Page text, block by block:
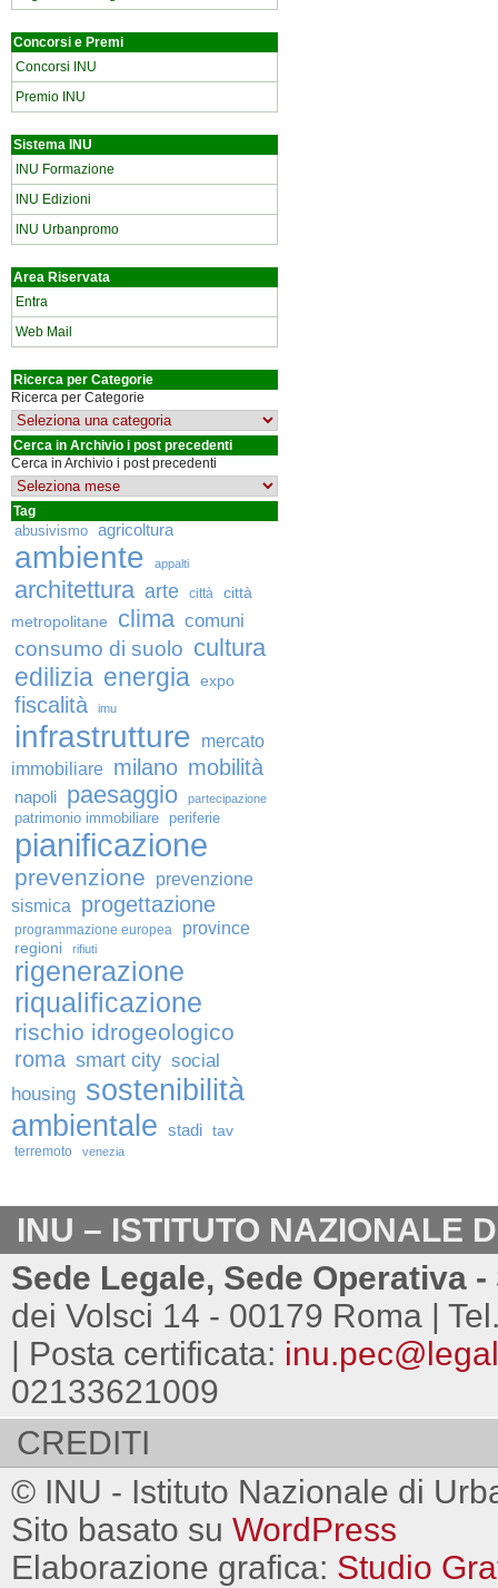
Concorsi e Premi
Concorsi INU
Premio INU
Sistema INU
INU Formazione
INU Edizioni
INU Urbanpromo
Area Riservata
Entra
Web Mail
Ricerca per Categorie
Ricerca per Categorie
Cerca in Archivio i post precedenti
Cerca in Archivio i post precedenti
Tag
abusivismo agricoltura
ambiente appalti
architettura arte città
città
metropolitane
clima comuni
consumo di suolo cultura
edilizia energia expo
fiscalità imu
infrastrutture
mercato
immobiliare milano mobilità
napoli paesaggio partecipazione
patrimonio immobiliare periferie
pianificazione
prevenzione
prevenzione
sismica
progettazione
programmazione europea province
regioni rifiuti
rigenerazione
riqualificazione
rischio idrogeologico
roma smart city social
housing sostenibilità
ambientale stadi tav
terremoto venezia
INU – ISTITUTO NAZIONALE
Sede Legale, Sede Operativa
dei Volsci 14 - 00179 Roma |
| Posta certificata:
02133621009
CREDITI
© INU - Istituto Nazionale di
Sito basato su WordPress
Elaborazione grafica: Studio